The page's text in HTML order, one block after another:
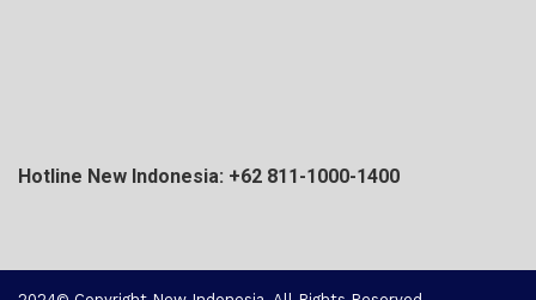
Hotline New Indonesia: +62 811-1000-1400